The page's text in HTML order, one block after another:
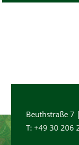
Beuthstraße 7
T: +49 30 206